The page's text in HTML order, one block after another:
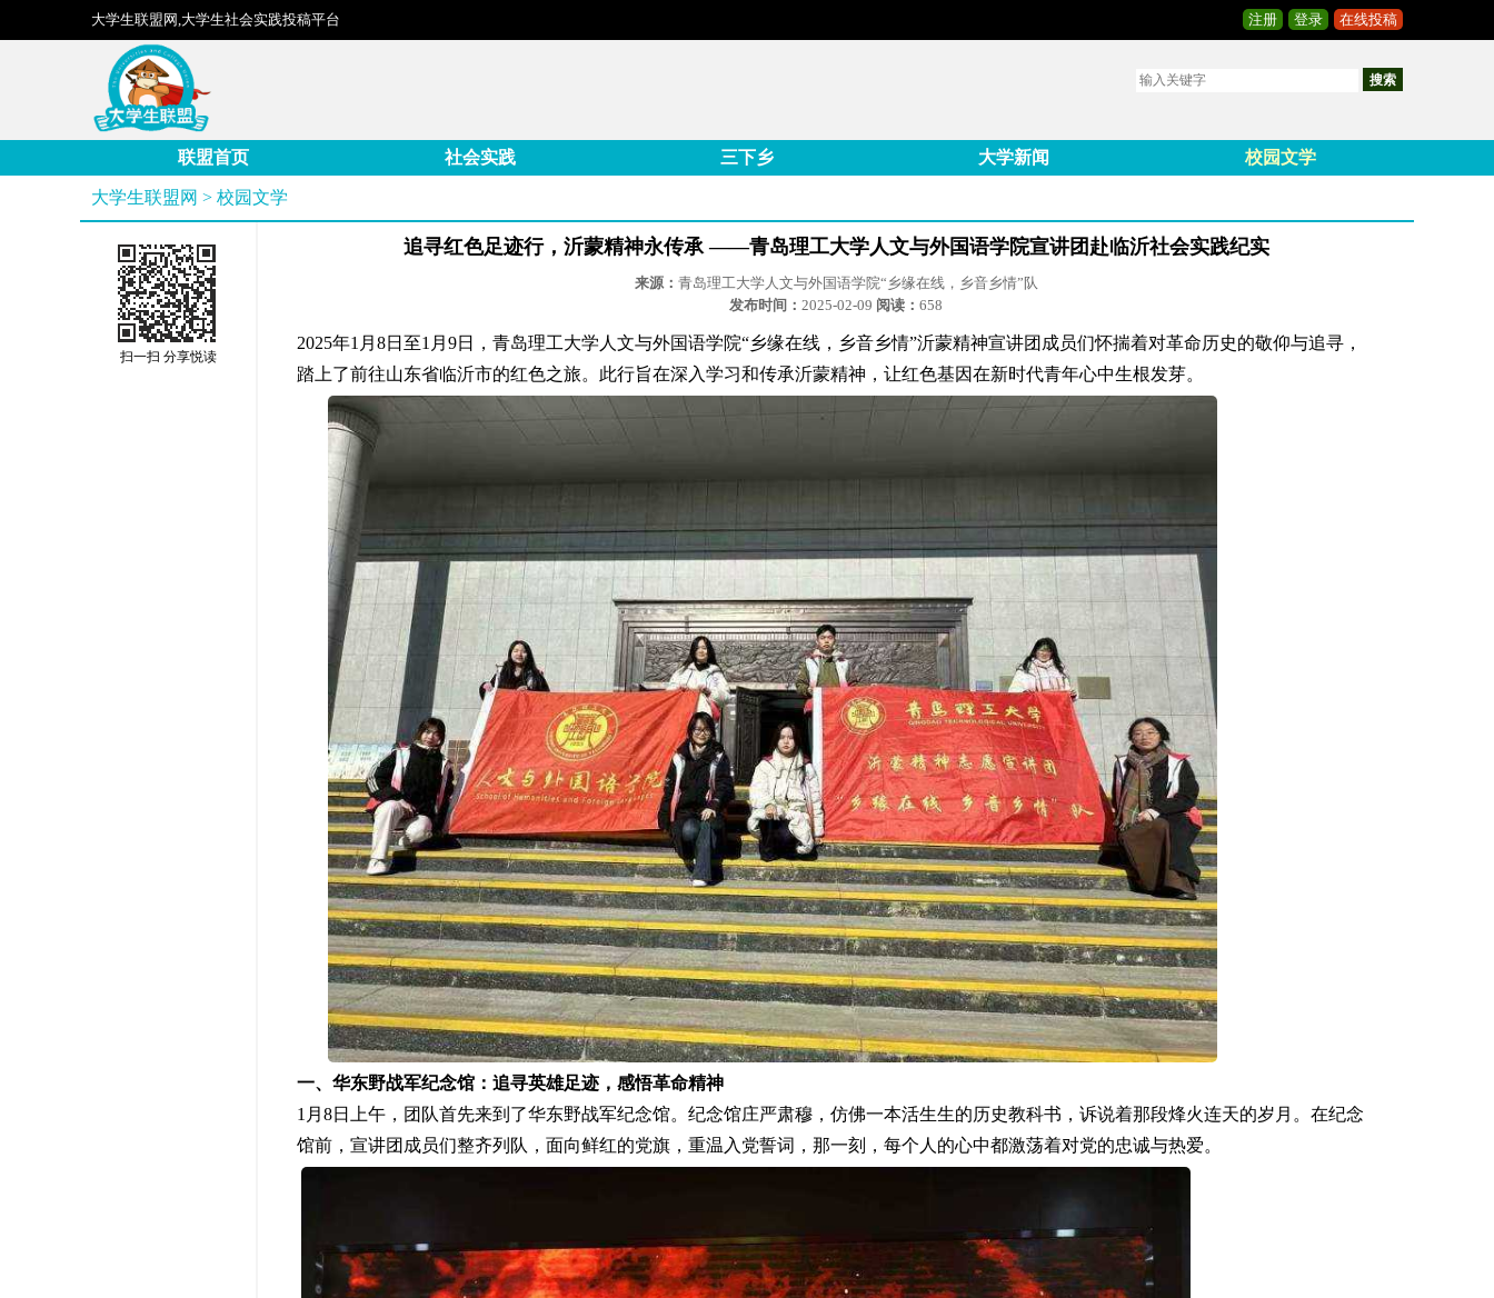
注册 登录 在线投稿
大学生联盟网,大学生社会实践投稿平台
搜索
联盟首页 社会实践 三下乡 大学新闻 校园文学
大学生联盟网 > 校园文学
扫一扫 分享悦读
追寻红色足迹行，沂蒙精神永传承 ——青岛理工大学人文与外国语学院宣讲团赴临沂社会实践纪实
来源： 青岛理工大学人文与外国语学院“乡缘在线，乡音乡情”队
发布时间： 2025-02-09 阅读： 658
2025年1月8日至1月9日，青岛理工大学人文与外国语学院“乡缘在线，乡音乡情”沂蒙精神宣讲团成员们怀揣着对革命历史的敬仰与追寻，
踏上了前往山东省临沂市的红色之旅。此行旨在深入学习和传承沂蒙精神，让红色基因在新时代青年心中生根发芽。
一、华东野战军纪念馆：追寻英雄足迹，感悟革命精神
1月8日上午，团队首先来到了华东野战军纪念馆。纪念馆庄严肃穆，仿佛一本活生生的历史教科书，诉说着那段烽火连天的岁月。在纪念
馆前，宣讲团成员们整齐列队，面向鲜红的党旗，重温入党誓词，那一刻，每个人的心中都激荡着对党的忠诚与热爱。